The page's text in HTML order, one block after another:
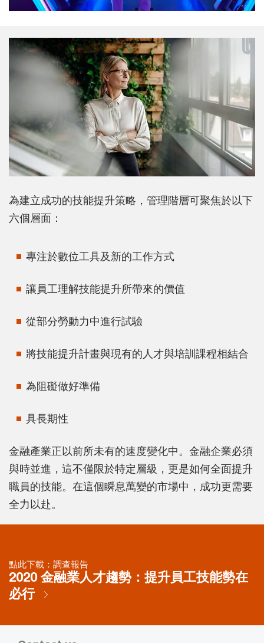
為建立成功的技能提升策略，管理階層可聚焦於以下
六個層面：
專注於數位工具及新的工作方式
讓員工理解技能提升所帶來的價值
從部分勞動力中進行試驗
將技能提升計畫與現有的人才與培訓課程相結合
為阻礙做好準備
具長期性
金融產業正以前所未有的速度變化中。金融企業必須
與時並進，這不僅限於特定層級，更是如何全面提升
職員的技能。在這個瞬息萬變的市場中，成功更需要
全力以赴。
點此下載：調查報告
2020 金融業人才趨勢：提升員工技能勢在
必行